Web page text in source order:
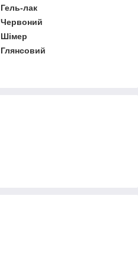
Гель-лак
Червоний
Шімер
Глянсовий